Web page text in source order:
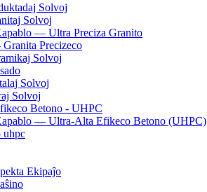
Solvoj
Solvoj
— Ultra Preciza Granito
Granita Precizeco
Solvoj
Solvoj
Solvoj
Betono - UHPC
— Ultra-Alta Efikeco Betono (UHPC)
uhpc
Ekipaĵo